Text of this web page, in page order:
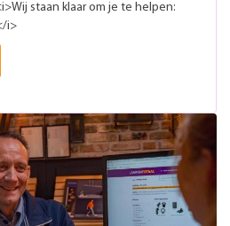
staan klaar om je te helpen:
i>